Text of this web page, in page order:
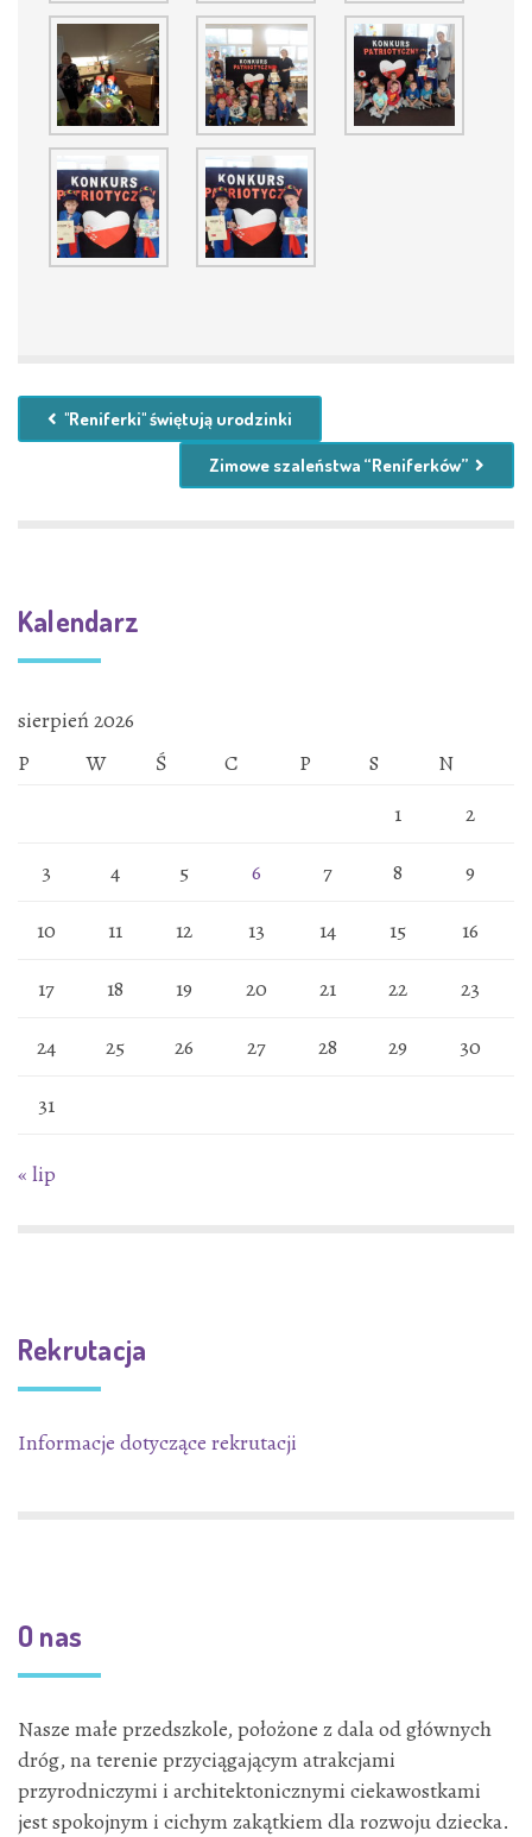
"Reniferki" świętują urodzinki
Zimowe szaleństwa “Reniferków”
Kalendarz
sierpień 2026
P
W Ś C P S
N
1
2
3 4 5 6 7 8 9
10 11 12 13 14 15 16
17 18 19 20 21 22 23
24 25 26 27 28 29 30
31
« lip
Rekrutacja
Informacje dotyczące rekrutacji
O nas
Nasze małe przedszkole, położone z dala od głównych
dróg, na terenie przyciągającym atrakcjami
przyrodniczymi i architektonicznymi ciekawostkami
jest spokojnym i cichym zakątkiem dla rozwoju dziecka.